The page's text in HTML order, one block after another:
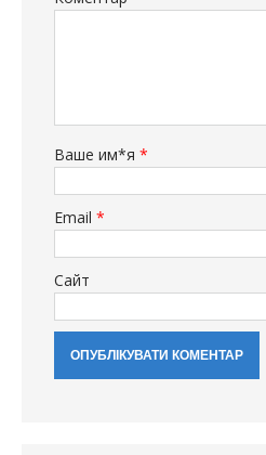
Ваше им*я *
Email *
Сайт